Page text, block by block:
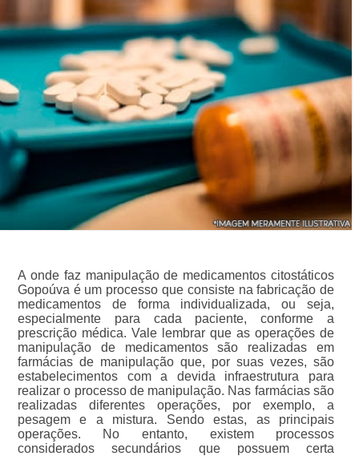
A onde faz manipulação de medicamentos citostáticos
Gopoúva é um processo que consiste na fabricação de
medicamentos de forma individualizada, ou seja,
especialmente para cada paciente, conforme a
prescrição médica. Vale lembrar que as operações de
manipulação de medicamentos são realizadas em
farmácias de manipulação que, por suas vezes, são
estabelecimentos com a devida infraestrutura para
realizar o processo de manipulação. Nas farmácias são
realizadas diferentes operações, por exemplo, a
pesagem e a mistura. Sendo estas, as principais
operações. No entanto, existem processos
considerados secundários que possuem certa